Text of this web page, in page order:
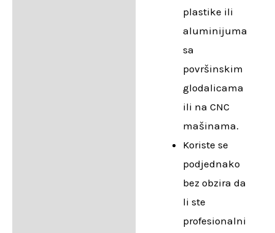
plastike ili
aluminijuma
sa
površinskim
glodalicama
ili na CNC
mašinama.
Koriste se
podjednako
bez obzira da
li ste
profesionalni